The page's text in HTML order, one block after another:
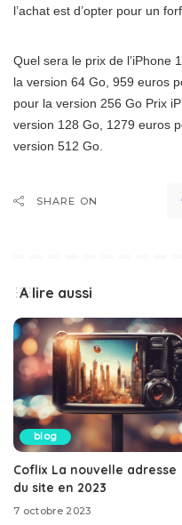
l’achat est d’opter pour un
Quel sera le prix de l’iPhone
la version 64 Go, 959 euros
pour la version 256 Go Prix
version 128 Go, 1279 euros
version 512 Go.
SHARE ON
A lire aussi
blog
Coflix La nouvelle adresse
du site en 2023
7 octobre 2023